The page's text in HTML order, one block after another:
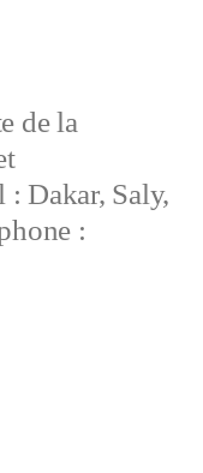
de la
: Dakar, Saly,
: